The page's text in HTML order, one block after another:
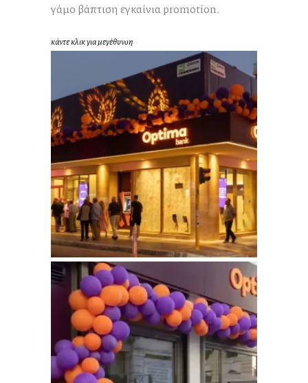
γάμο βάπτιση εγκαίνια promotion.
κάντε κλικ για μεγέθυνση